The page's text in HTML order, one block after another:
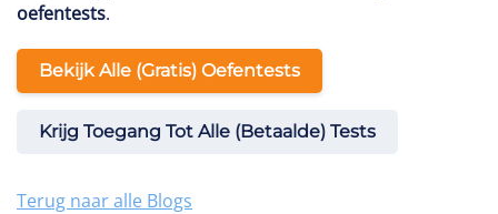
oefentests.
Bekijk Alle (gratis) Oefentests
Krijg Toegang Tot Alle (betaalde) Tests
Terug naar alle Blogs